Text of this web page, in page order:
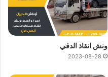
ونش انقاذ الدقي
2023-08-28